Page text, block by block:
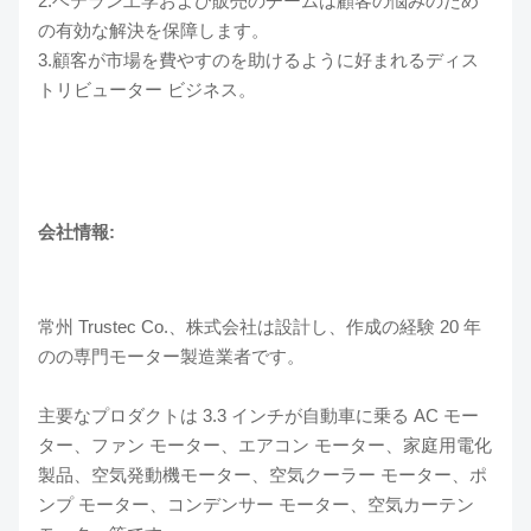
の有効な解決を保障します。
3.顧客が市場を費やすのを助けるように好まれるディス
トリビューター ビジネス。
会社情報:
常州 Trustec Co.、株式会社は設計し、作成の経験 20 年
のの専門モーター製造業者です。
主要なプロダクトは 3.3 インチが自動車に乗る AC モー
ター、ファン モーター、エアコン モーター、家庭用電化
製品、空気発動機モーター、空気クーラー モーター、ポ
ンプ モーター、コンデンサー モーター、空気カーテン